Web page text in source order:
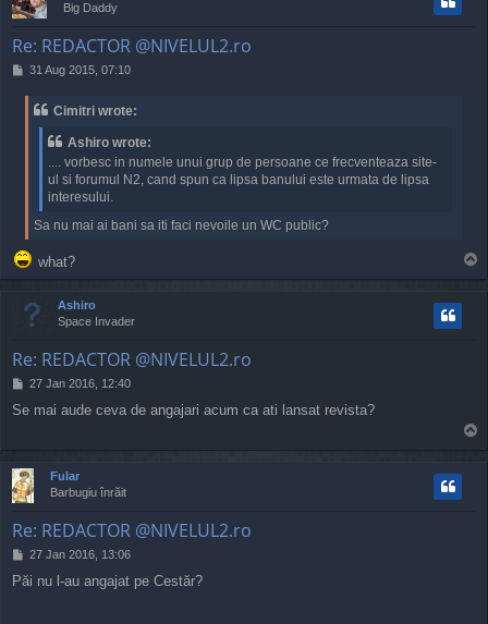
Big Daddy
Re: REDACTOR @NIVELUL2.ro
P31 Aug 2015, 07:10
Cimitri wrote:
Ashiro wrote:
.... vorbesc in numele unui grup de persoane ce frecventeaza site-
ul si forumul N2, cand spun ca lipsa banului este urmata de lipsa
interesului.
Sa nu mai ai bani sa iti faci nevoile un WC public?
what?
o
Ashiro
Space Invader
Re: REDACTOR @NIVELUL2.ro
P
s
27 Jan 2016, 12:40
Se mai aude ceva de angajari acum ca ati lansat revista?
Fular
Barbugiu înrăit
Re: REDACTOR @NIVELUL2.ro
P
s
27 Jan 2016, 13:06
Păi nu l-au angajat pe Cestăr?